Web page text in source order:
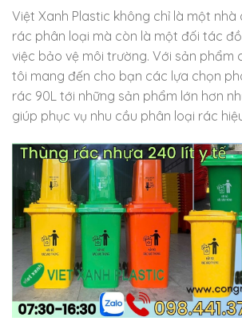
Việt Xanh Plastic không chỉ là một
rác phân loại mà còn là một đối tác
việc bảo vệ môi trường. Với sản phẩm
tôi mang đến cho bạn các lựa chọn
rác 90L tới những sản phẩm lớn hơn
giúp phục vụ nhu cầu phân loại rác